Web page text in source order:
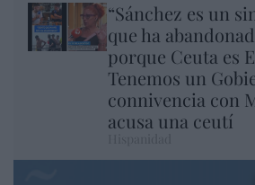
“Sánchez es un
que ha
porque Ceuta es
Tenemos un
connivencia con
acusa una ceutí